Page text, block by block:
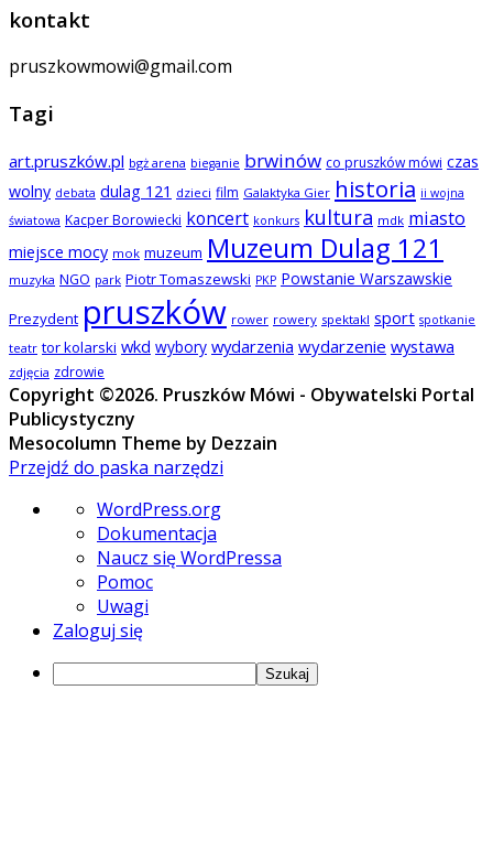
kontakt
pruszkowmowi@gmail.com
Tagi
art.pruszków.pl bgż arena bieganie brwinów co pruszków mówi czas
wolny debata dulag 121 dzieci film Galaktyka Gier historia ii wojna
światowa Kacper Borowiecki koncert konkurs kultura mdk miasto
miejsce mocy mok muzeum Muzeum Dulag 121
muzyka NGO park Piotr Tomaszewski PKP Powstanie Warszawskie
Prezydent pruszków rower rowery spektakl sport spotkanie
teatr tor kolarski wkd wybory wydarzenia wydarzenie wystawa
zdjęcia zdrowie
Copyright ©2026. Pruszków Mówi - Obywatelski Portal
Publicystyczny
Mesocolumn Theme by Dezzain
Przejdź do paska narzędzi
WordPressie
WordPress.org
Dokumentacja
Naucz się WordPressa
Pomoc
Uwagi
Zaloguj się
Szukaj